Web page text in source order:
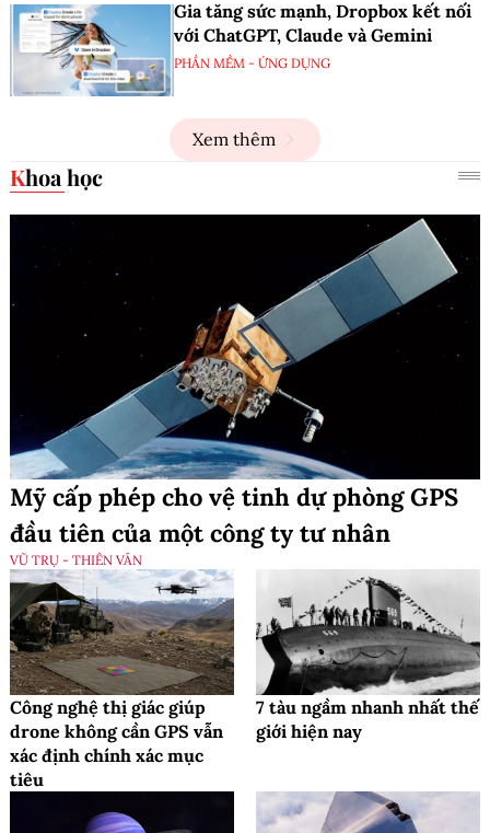
Gia tăng sức mạnh, Dropbox kết nối
với ChatGPT, Claude và Gemini
PHẦN MỀM - ỨNG DỤNG
Xem thêm
Khoa học
Mỹ cấp phép cho vệ tinh dự phòng GPS
đầu tiên của một công ty tư nhân
VŨ TRỤ - THIÊN VĂN
Công nghệ thị giác giúp
drone không cần GPS vẫn
xác định chính xác mục
tiêu
7 tàu ngầm nhanh nhất thế
giới hiện nay